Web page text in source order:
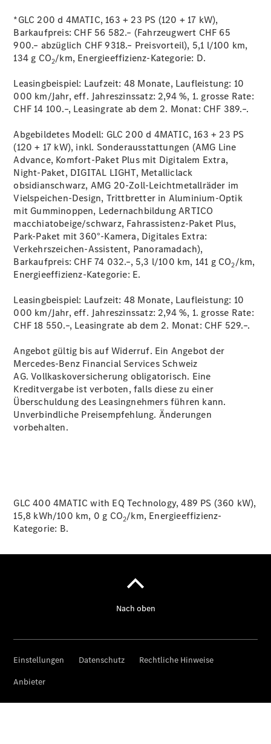
Übersicht
Reparatur
Service &
Garantie
Rückrufe
Ersatzteile
Accessories
Digitale
Broschüre
Fahrzeugzubehör
Betriebsanleitungen
Servicetermin
buchen
Über uns
Unternehmen
buchen
*GLC 200 d 4MATIC, 163 + 23 PS (120 + 17 kW),
Barkaufpreis: CHF 56 582.– (Fahrzeugwert CHF 65
900.– abzüglich CHF 9318.– Preisvorteil), 5,1 l/100 km,
134 g CO2/km, Energieeffizienz-Kategorie: D.
Leasingbeispiel: Laufzeit: 48 Monate, Laufleistung: 10
000 km/Jahr, eff. Jahreszinssatz: 2,94 %, 1. grosse Rate:
CHF 14 100.–, Leasingrate ab dem 2. Monat: CHF 389.–.
Abgebildetes Modell: GLC 200 d 4MATIC, 163 + 23 PS
(120 + 17 kW), inkl. Sonderausstattungen (AMG Line
Advance, Komfort-Paket Plus mit Digitalem Extra,
Night-Paket, DIGITAL LIGHT, Metalliclack
obsidianschwarz, AMG 20-Zoll-Leichtmetallräder im
Vielspeichen-Design, Trittbretter in Aluminium-Optik
mit Gumminoppen, Ledernachbildung ARTICO
macchiatobeige/schwarz, Fahrassistenz-Paket Plus,
Park-Paket mit 360°-Kamera, Digitales Extra:
Verkehrszeichen-Assistent, Panoramadach),
Barkaufpreis: CHF 74 032.–, 5,3 l/100 km, 141 g CO2/km,
Energieeffizienz-Kategorie: E.
Leasingbeispiel: Laufzeit: 48 Monate, Laufleistung: 10
000 km/Jahr, eff. Jahreszinssatz: 2,94 %, 1. grosse Rate:
CHF 18 550.–, Leasingrate ab dem 2. Monat: CHF 529.–.
Angebot gültig bis auf Widerruf. Ein Angebot der
Mercedes-Benz Financial Services Schweiz
AG. Vollkaskoversicherung obligatorisch. Eine
Kreditvergabe ist verboten, falls diese zu einer
Überschuldung des Leasingnehmers führen kann.
Unverbindliche Preisempfehlung. Änderungen
vorbehalten.
GLC 400 4MATIC with EQ Technology, 489 PS (360 kW),
15,8 kWh/100 km, 0 g CO2/km, Energieeffizienz-
Kategorie: B.